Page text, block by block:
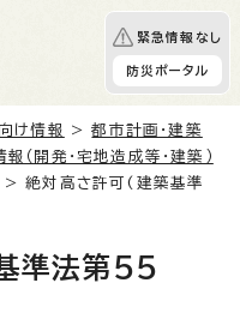
緊急情報なし
防災ポータル
け情報 >都市計画・建築
（開発・宅地造成等・建築）
> 絶対高さ許可(建築基準
準法第55